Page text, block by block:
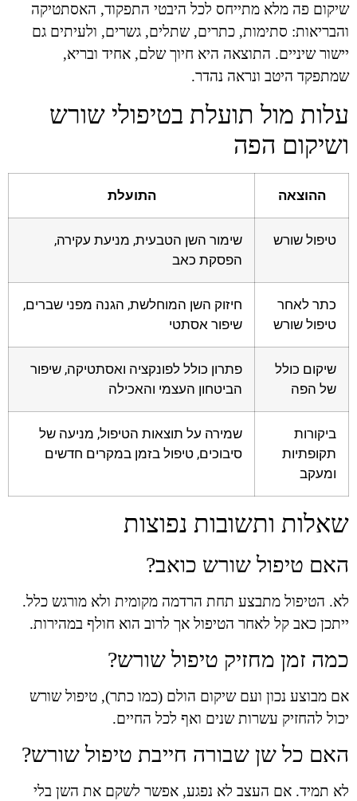
שיקום פה מלא מתייחס לכל היבטי התפקוד, האסתטיקה
והבריאות: סתימות, כתרים, שתלים, גשרים, ולעיתים גם
יישור שיניים. התוצאה היא חיוך שלם, אחיד ובריא,
שמתפקד היטב ונראה נהדר.
עלות מול תועלת בטיפולי שורש
ושיקום הפה
ההוצאה התועלת
טיפול שורש
שימור השן הטבעית, מניעת עקירה,
הפסקת כאב
כתר לאחר
טיפול שורש
חיזוק השן המוחלשת, הגנה מפני שברים,
שיפור אסתטי
שיקום כולל
של הפה
פתרון כולל לפונקציה ואסתטיקה, שיפור
הביטחון העצמי והאכילה
ביקורות
תקופתיות
ומעקב
שמירה על תוצאות הטיפול, מניעה של
סיבוכים, טיפול בזמן במקרים חדשים
שאלות ותשובות נפוצות
האם טיפול שורש כואב?
לא. הטיפול מתבצע תחת הרדמה מקומית ולא מורגש כלל.
ייתכן כאב קל לאחר הטיפול אך לרוב הוא חולף במהירות.
כמה זמן מחזיק טיפול שורש?
אם מבוצע נכון ועם שיקום הולם (כמו כתר), טיפול שורש
יכול להחזיק עשרות שנים ואף לכל החיים.
האם כל שן שבורה חייבת טיפול שורש?
לא תמיד. אם העצב לא נפגע, אפשר לשקם את השן בלי